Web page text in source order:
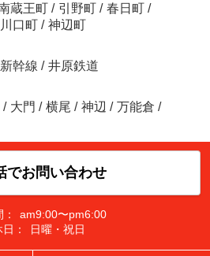
蔵王町 / 引野町 / 春日町 /
口町 / 神辺町
幹線 / 井原鉄道
/ 大門 / 横尾 / 神辺 / 万能倉 /
でお問い合わせ
am9:00〜pm6:00
：
日曜・祝日